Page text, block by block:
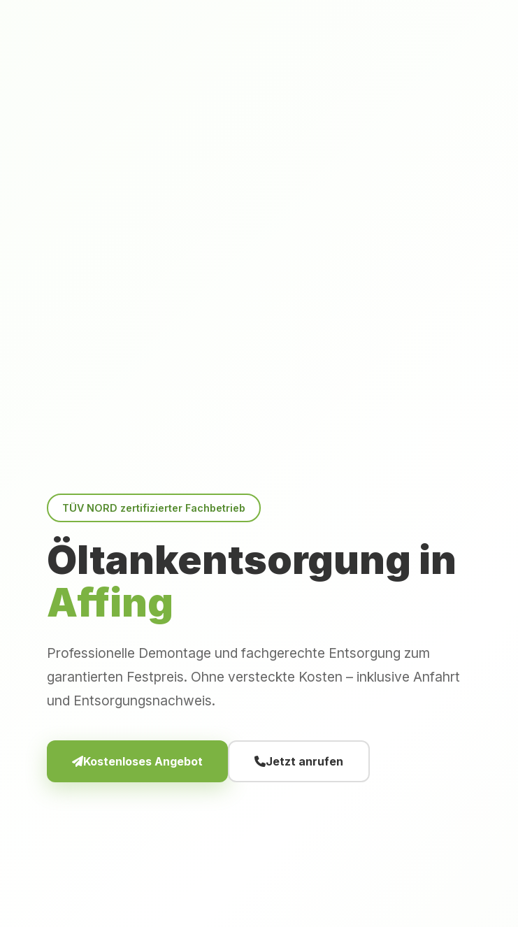
TÜV NORD zertifizierter Fachbetrieb
Öltankentsorgung in
Affing
Professionelle Demontage und fachgerechte Entsorgung zum
garantierten Festpreis. Ohne versteckte Kosten – inklusive Anfahrt
und Entsorgungsnachweis.
Kostenloses Angebot Jetzt anrufen